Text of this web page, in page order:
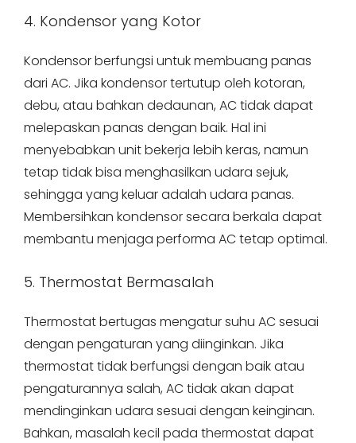
4. Kondensor yang Kotor
Kondensor berfungsi untuk membuang panas
dari AC. Jika kondensor tertutup oleh kotoran,
debu, atau bahkan dedaunan, AC tidak dapat
melepaskan panas dengan baik. Hal ini
menyebabkan unit bekerja lebih keras, namun
tetap tidak bisa menghasilkan udara sejuk,
sehingga yang keluar adalah udara panas.
Membersihkan kondensor secara berkala dapat
membantu menjaga performa AC tetap optimal.
5. Thermostat Bermasalah
Thermostat bertugas mengatur suhu AC sesuai
dengan pengaturan yang diinginkan. Jika
thermostat tidak berfungsi dengan baik atau
pengaturannya salah, AC tidak akan dapat
mendinginkan udara sesuai dengan keinginan.
Bahkan, masalah kecil pada thermostat dapat